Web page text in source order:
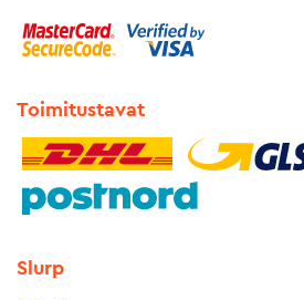
Toimitustavat
Slurp